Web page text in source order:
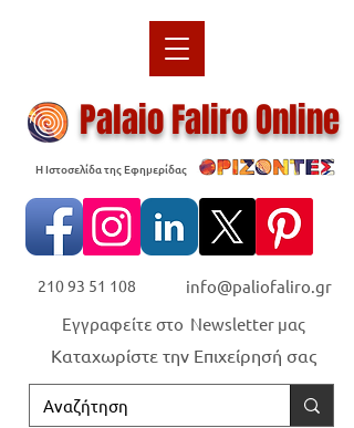
Palaio Faliro Online
Η Ιστοσελίδα της Εφημερίδας
210 93 51 108 info@paliofaliro.gr
Καταχωρίστε την Επιχείρησή σας
Εγγραφείτε στο Newsletter μας